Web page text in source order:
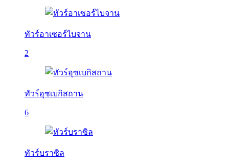
ทัวร์อาเซอร์ไบจาน
2
ทัวร์อุซเบกิสถาน
6
ทัวร์บราซิล